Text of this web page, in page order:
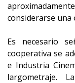
considerarse una
Es necesario
cooperativa se
e Industria
largometraje.